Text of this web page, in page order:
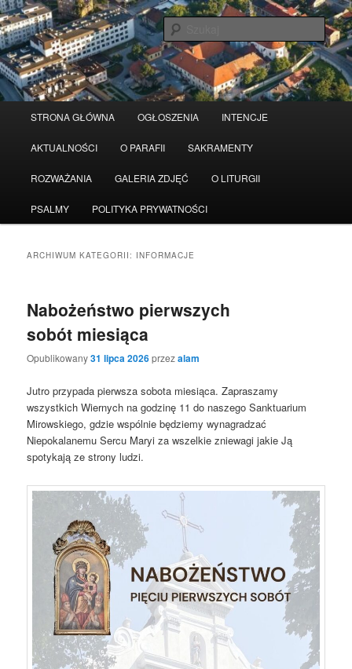
Przeskocz
do
tekstu
Przeskocz
do
widgetów
STRONA GŁÓWNA OGŁOSZENIA INTENCJE
AKTUALNOŚCI O PARAFII SAKRAMENTY
ROZWAŻANIA GALERIA ZDJĘĆ O LITURGII
PSALMY POLITYKA PRYWATNOŚCI
ARCHIWUM KATEGORII: INFORMACJE
Nabożeństwo pierwszych
sobót miesiąca
Opublikowany31 lipca 2026przezalam
Jutro przypada pierwsza sobota miesiąca. Zapraszamy
wszystkich Wiernych na godzinę 11 do naszego Sanktuarium
Mirowskiego, gdzie wspólnie będziemy wynagradzać
Niepokalanemu Sercu Maryi za wszelkie zniewagi jakie Ją
spotykają ze strony ludzi.
Serwis wykorzystuje pliki Cookies Czytaj więcej odrzuć